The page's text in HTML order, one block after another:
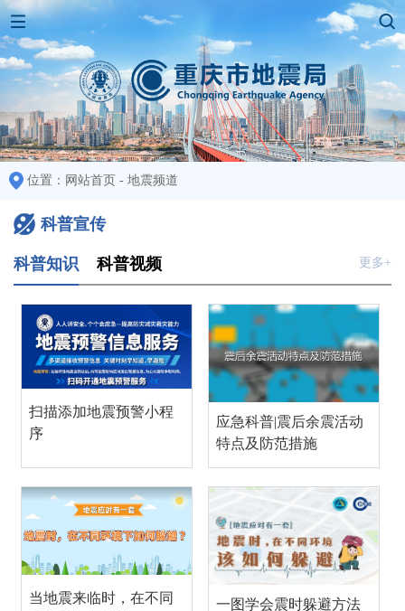
位置： 网站首页 - 地震频道
科普宣传
科普知识 科普视频 更多+
扫描添加地震预警小程
序
应急科普|震后余震活动
特点及防范措施
当地震来临时，在不同
一图学会震时躲避方法